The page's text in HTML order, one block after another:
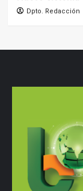
Dpto. Redacción